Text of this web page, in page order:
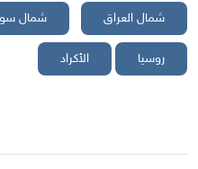
شمال العراق شمال
روسيا الأكراد